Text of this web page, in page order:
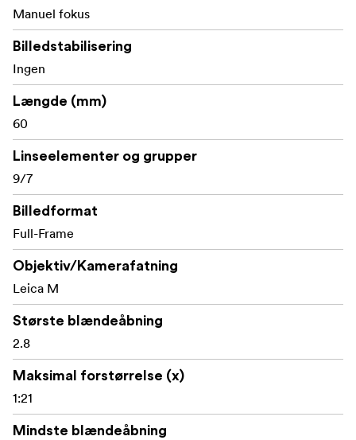
Manuel fokus
Billedstabilisering
Ingen
Længde (mm)
60
Linseelementer og grupper
9/7
Billedformat
Full-Frame
Objektiv/Kamerafatning
Leica M
Største blændeåbning
2.8
Maksimal forstørrelse (x)
1:21
Mindste blændeåbning